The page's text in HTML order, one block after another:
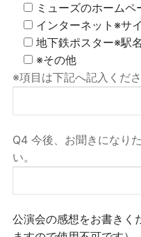
ミューズのホームペ
インターネット※サ
地下鉄ポスター※駅名
※その他
※項目は下記へ記入くだ
Q4 今後、お聞きになり
い。
公演会の感想をお書きく